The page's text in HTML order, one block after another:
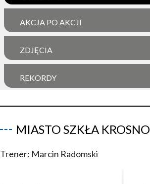
AKCJA PO AKCJI
ZDJĘCIA
REKORDY
MIASTO SZKŁA KROSNO
Trener: Marcin Radomski